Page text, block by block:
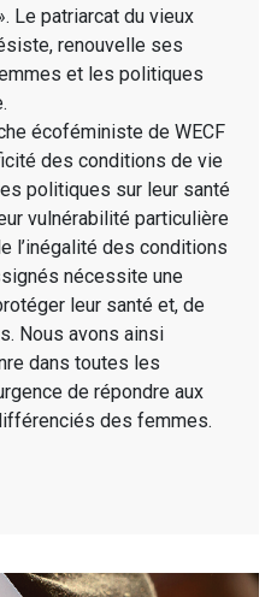
Le patriarcat du vieux
renouvelle ses
et les politiques
écoféministe de WECF
des conditions de vie
politiques sur leur santé
vulnérabilité particulière
l’inégalité des conditions
nécessite une
leur santé et, de
Nous avons ainsi
dans toutes les
de répondre aux
des femmes.